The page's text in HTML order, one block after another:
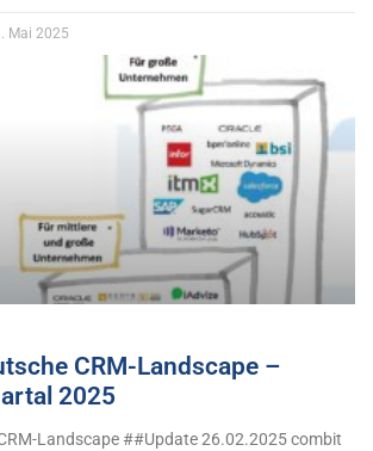
Mai 2025
CRM-Landscape –
2025
Landscape ##Update 26.02.2025 combit